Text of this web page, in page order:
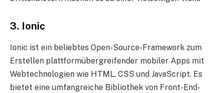
3. Ionic
Ionic ist ein beliebtes Open-Source-Framework zum
Erstellen plattformübergreifender mobiler Apps mit
Webtechnologien wie HTML, CSS und JavaScript. Es
bietet eine umfangreiche Bibliothek von Front-End-